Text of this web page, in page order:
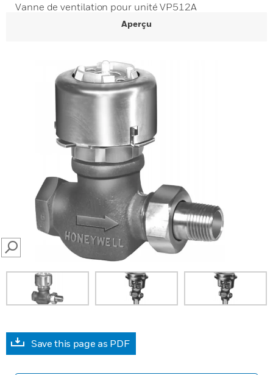
Vanne de ventilation pour unité VP512A
Aperçu
SEARCH
Save this page as PDF